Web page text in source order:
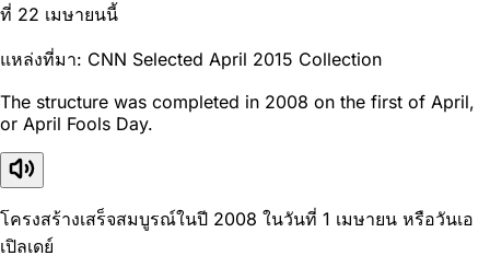
ที่ 22 เมษายนนี้
แหล่งที่มา: CNN Selected April 2015 Collection
The structure was completed in 2008 on the first of April,
or April Fools Day.
โครงสร้างเสร็จสมบูรณ์ในปี 2008 ในวันที่ 1 เมษายน หรือวันเอ
เปิลเดย์